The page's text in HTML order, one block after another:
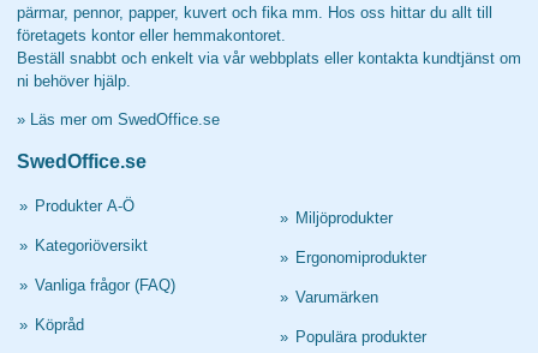
pärmar, pennor, papper, kuvert och fika mm. Hos oss hittar du allt till
företagets kontor eller hemmakontoret.
Beställ snabbt och enkelt via vår webbplats eller kontakta kundtjänst om
ni behöver hjälp.
» Läs mer om SwedOffice.se
SwedOffice.se
» Produkter A-Ö
» Kategoriöversikt
» Vanliga frågor (FAQ)
» Köpråd
» Miljöprodukter
» Ergonomiprodukter
» Varumärken
» Populära produkter